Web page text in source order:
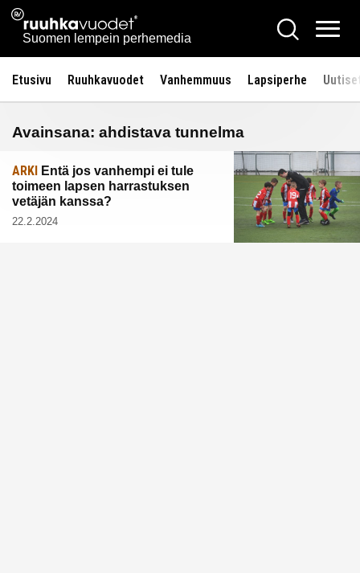
Siirry
sisältöön
Ruuhkavuodet.fi
Suomen lempein perhemedia
Hae
Etusivu Ruuhkavuodet Vanhemmuus Lapsiperhe
Avainsana: ahdistava tunnelma
ARKI Entä jos vanhempi ei tule
toimeen lapsen harrastuksen
vetäjän kanssa?
22.2.2024